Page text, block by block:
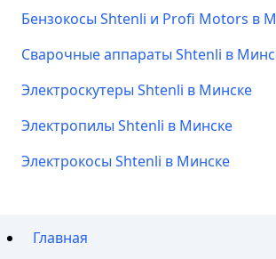
Бензокосы Shtenli и Profi Motors в
Сварочные аппараты Shtenli в
Электроскутеры Shtenli в Минске
Электропилы Shtenli в Минске
Электрокосы Shtenli в Минске
Главная